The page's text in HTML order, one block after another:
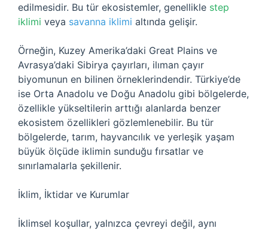
edilmesidir. Bu tür ekosistemler, genellikle step
iklimi veya savanna iklimi altında gelişir.
Örneğin, Kuzey Amerika’daki Great Plains ve
Avrasya’daki Sibirya çayırları, ilıman çayır
biyomunun en bilinen örneklerindendir. Türkiye’de
ise Orta Anadolu ve Doğu Anadolu gibi bölgelerde,
özellikle yükseltilerin arttığı alanlarda benzer
ekosistem özellikleri gözlemlenebilir. Bu tür
bölgelerde, tarım, hayvancılık ve yerleşik yaşam
büyük ölçüde iklimin sunduğu fırsatlar ve
sınırlamalarla şekillenir.
İklim, İktidar ve Kurumlar
İklimsel koşullar, yalnızca çevreyi değil, aynı